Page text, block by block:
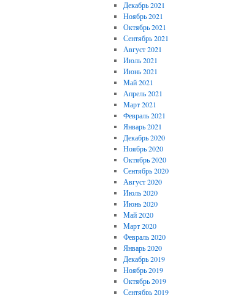
Декабрь 2021
Ноябрь 2021
Октябрь 2021
Сентябрь 2021
Август 2021
Июль 2021
Июнь 2021
Май 2021
Апрель 2021
Март 2021
Февраль 2021
Январь 2021
Декабрь 2020
Ноябрь 2020
Октябрь 2020
Сентябрь 2020
Август 2020
Июль 2020
Июнь 2020
Май 2020
Март 2020
Февраль 2020
Январь 2020
Декабрь 2019
Ноябрь 2019
Октябрь 2019
Сентябрь 2019